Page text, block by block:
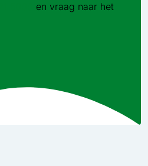
en vraag naar het